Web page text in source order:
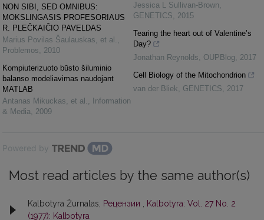
NON SIBI, SED OMNIBUS:
MOKSLINGASIS PROFESORIAUS
R. PLEČKAIČIO PAVELDAS
Marius Povilas Šaulauskas, et al. ,
Problemos, 2010
Kompiuterizuoto būsto šiluminio
balanso modeliavimas naudojant
MATLAB
Antanas Mikuckas, et al. ,
Information
& Media, 2009
Jessica L Sullivan-Brown,
GENETICS, 2015
Tearing the heart out of Valentine’s
Day?
Jonathan Reynolds, OUPBlog, 2017
Cell Biology of the Mitochondrion
van der Bliek, GENETICS, 2017
Powered by
Most read articles by the same author(s)
Kalbotyra Žurnalas, Рецензии
Kalbotyra: Vol. 27 No. 2
(1977): Kalbotyra